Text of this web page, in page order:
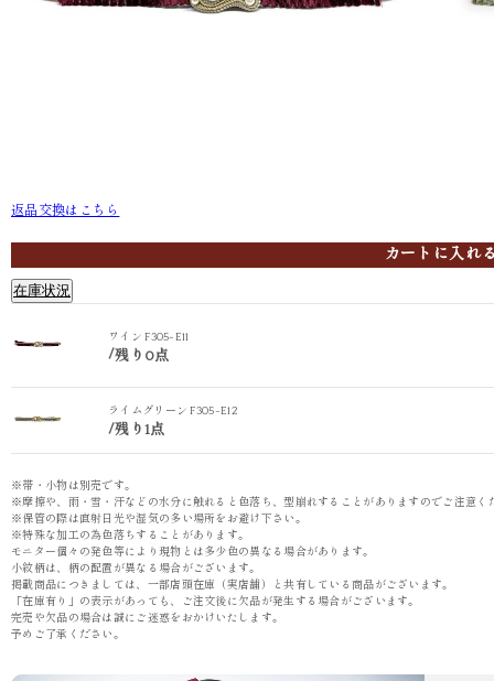
ワイン F305-E11
返品交換はこちら
カートに入れ
在庫状況
ワイン F305-E11
/残り0点
ライムグリーン F305-E12
/残り1点
※帯・小物は別売です。
※摩擦や、雨・雪・汗などの水分に触れると色落ち、型崩れすることがありますのでご注意く
※保管の際は直射日光や湿気の多い場所をお避け下さい。
※特殊な加工の為色落ちすることがあります。
モニター個々の発色等により現物とは多少色の異なる場合があります。
小紋柄は、柄の配置が異なる場合がございます。
掲載商品につきましては、一部店頭在庫（実店舗）と共有している商品がございます。
「在庫有り」の表示があっても、ご注文後に欠品が発生する場合がございます。
完売や欠品の場合は誠にご迷惑をおかけいたします。
予めご了承ください。